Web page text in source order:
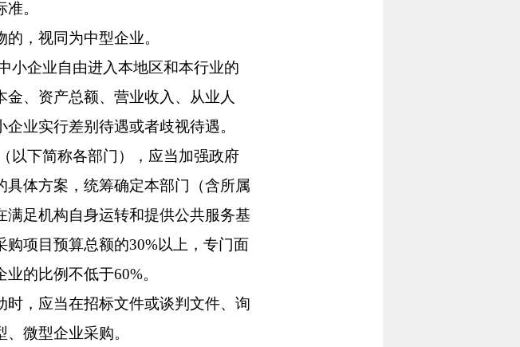
。
，视同为中型企业。
企业自由进入本地区和本行业的
、资产总额、营业收入、从业人
业实行差别待遇或者歧视待遇。
下简称各部门），应当加强政府
体方案，统筹确定本部门（含所属
足机构自身运转和提供公共服务基
项目预算总额的30%以上，专门面
的比例不低于60%。
，应当在招标文件或谈判文件、询
微型企业采购。